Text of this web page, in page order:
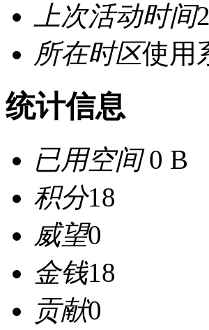
上次活动时间
所在时区使用
统计信息
已用空间0 B
积分18
威望0
金钱18
贡献0